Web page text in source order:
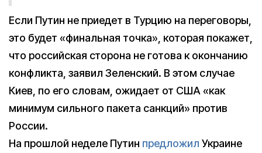
Если Путин не приедет в Турцию на переговоры,
это будет «финальная точка», которая покажет,
что российская сторона не готова к окончанию
конфликта, заявил Зеленский. В этом случае
Киев, по его словам, ожидает от США «как
минимум сильного пакета санкций» против
России.
На прошлой неделе Путин предложил Украине